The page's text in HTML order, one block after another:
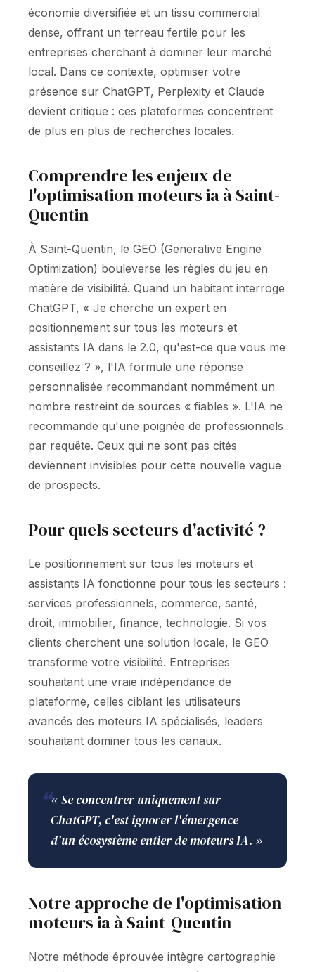
économie diversifiée et un tissu commercial
dense, offrant un terreau fertile pour les
entreprises cherchant à dominer leur marché
local. Dans ce contexte, optimiser votre
présence sur ChatGPT, Perplexity et Claude
devient critique : ces plateformes concentrent
de plus en plus de recherches locales.
Comprendre les enjeux de
l'optimisation moteurs ia à Saint-
Quentin
À Saint-Quentin, le GEO (Generative Engine
Optimization) bouleverse les règles du jeu en
matière de visibilité. Quand un habitant interroge
ChatGPT, « Je cherche un expert en
positionnement sur tous les moteurs et
assistants IA dans le 2.0, qu'est-ce que vous me
conseillez ? », l'IA formule une réponse
personnalisée recommandant nommément un
nombre restreint de sources « fiables ». L'IA ne
recommande qu'une poignée de professionnels
par requête. Ceux qui ne sont pas cités
deviennent invisibles pour cette nouvelle vague
de prospects.
Pour quels secteurs d'activité ?
Le positionnement sur tous les moteurs et
assistants IA fonctionne pour tous les secteurs :
services professionnels, commerce, santé,
droit, immobilier, finance, technologie. Si vos
clients cherchent une solution locale, le GEO
transforme votre visibilité. Entreprises
souhaitant une vraie indépendance de
plateforme, celles ciblant les utilisateurs
avancés des moteurs IA spécialisés, leaders
souhaitant dominer tous les canaux.
❝« Se concentrer uniquement sur
ChatGPT, c'est ignorer l'émergence
d'un écosystème entier de moteurs IA. »
Notre approche de l'optimisation
moteurs ia à Saint-Quentin
Notre méthode éprouvée intègre cartographie